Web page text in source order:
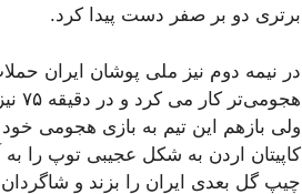
برتری دو بر صفر دست پیدا کرد.
در نیمه دوم نیز ملی پوشان ایران
ولی بازهم این تیم به بازی هجومی
کاپیتان اردن به شکل عجیبی توپ را
چیپ گل بعدی ایران را بزند و